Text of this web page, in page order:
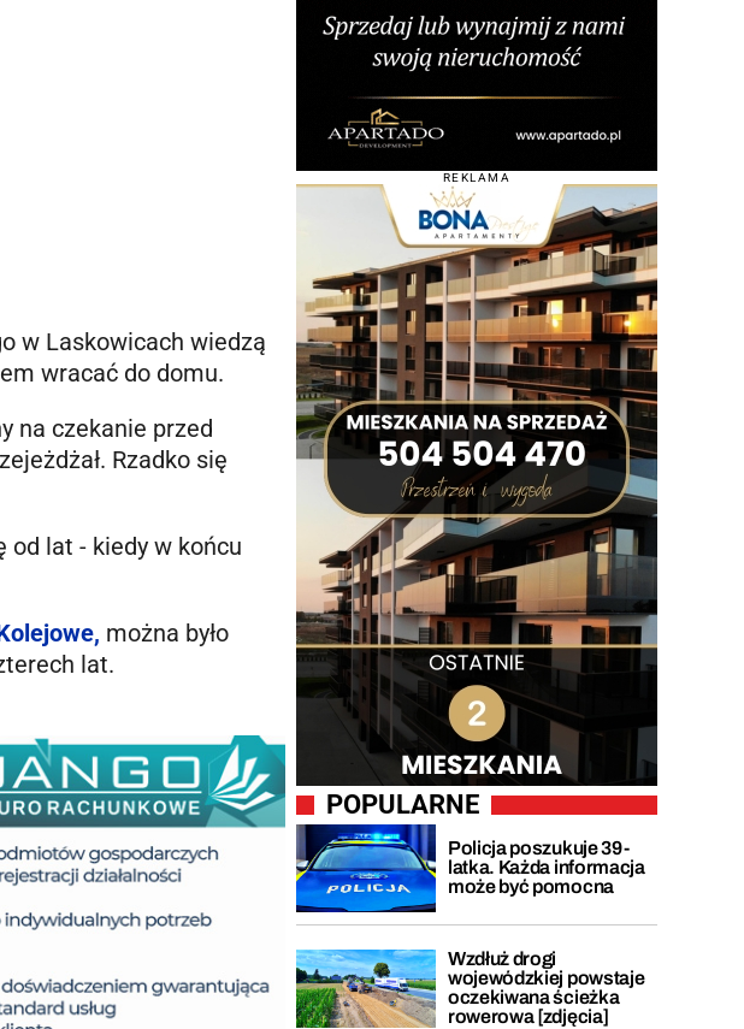
w Laskowicach wiedzą
wracać do domu.
na czekanie przed
Rzadko się
od lat - kiedy w końcu
można było
lat.
REKLAMA
POPULARNE
Policja poszukuje 39-
latka. Każda informacja
może być pomocna
Wzdłuż drogi
wojewódzkiej powstaje
oczekiwana ścieżka
rowerowa [zdjęcia]